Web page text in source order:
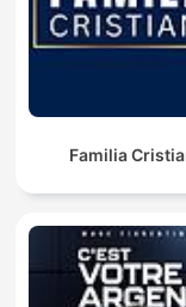
Familia